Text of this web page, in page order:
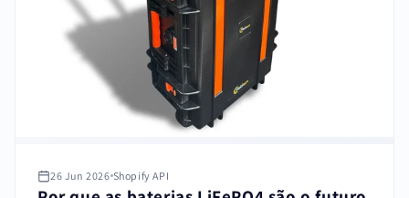
26 Jun 2026 Shopify API